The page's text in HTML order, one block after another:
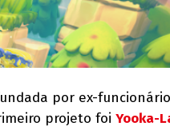
por ex-
projeto foi Yooka-